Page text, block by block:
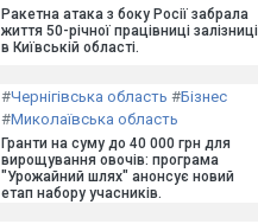
Ракетна атака з боку Росії забрала
життя 50-річної працівниці залізниці
в Київській області.
#Чернігівська область #Бізнес
#Миколаївська область
Гранти на суму до 40 000 грн для
вирощування овочів: програма
"Урожайний шлях" анонсує новий
етап набору учасників.